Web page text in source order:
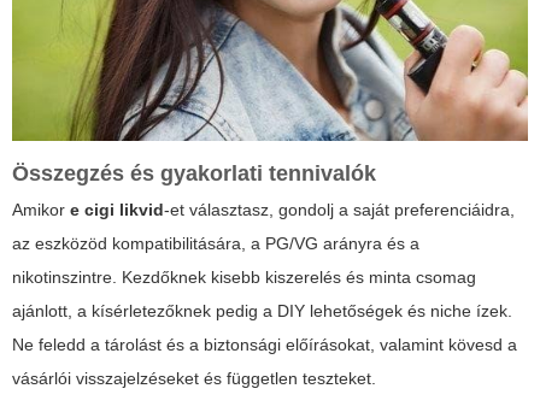
Összegzés és gyakorlati tennivalók
Amikor e cigi likvid-et választasz, gondolj a saját preferenciáidra,
az eszközöd kompatibilitására, a PG/VG arányra és a
nikotinszintre. Kezdőknek kisebb kiszerelés és minta csomag
ajánlott, a kísérletezőknek pedig a DIY lehetőségek és niche ízek.
Ne feledd a tárolást és a biztonsági előírásokat, valamint kövesd a
vásárlói visszajelzéseket és független teszteket.